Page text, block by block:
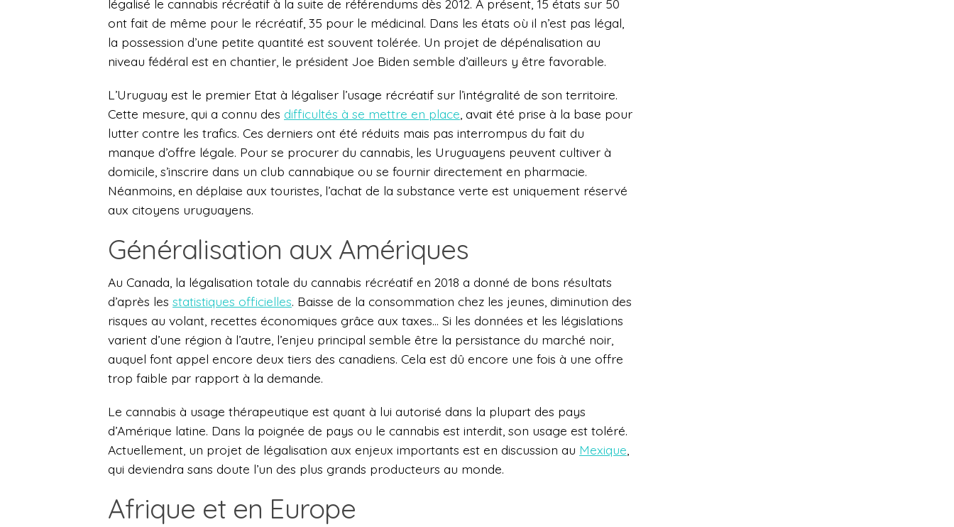
légalisé le cannabis récréatif à la suite de référendums dès 2012. A présent, 15 états sur 50
ont fait de même pour le récréatif, 35 pour le médicinal. Dans les états où il n’est pas légal,
la possession d’une petite quantité est souvent tolérée. Un projet de dépénalisation au
niveau fédéral est en chantier, le président Joe Biden semble d’ailleurs y être favorable.
L’Uruguay est le premier Etat à légaliser l’usage récréatif sur l’intégralité de son territoire.
Cette mesure, qui a connu des difficultés à se mettre en place , avait été prise à la base pour
lutter contre les trafics. Ces derniers ont été réduits mais pas interrompus du fait du
manque d’offre légale. Pour se procurer du cannabis, les Uruguayens peuvent cultiver à
domicile, s’inscrire dans un club cannabique ou se fournir directement en pharmacie.
Néanmoins, en déplaise aux touristes, l’achat de la substance verte est uniquement réservé
aux citoyens uruguayens.
Généralisation aux Amériques
Au Canada, la légalisation totale du cannabis récréatif en 2018 a donné de bons résultats
d’après les statistiques officielles. Baisse de la consommation chez les jeunes, diminution des
risques au volant, recettes économiques grâce aux taxes… Si les données et les législations
varient d’une région à l’autre, l’enjeu principal semble être la persistance du marché noir,
auquel font appel encore deux tiers des canadiens. Cela est dû encore une fois à une offre
trop faible par rapport à la demande.
Le cannabis à usage thérapeutique est quant à lui autorisé dans la plupart des pays
d’Amérique latine. Dans la poignée de pays ou le cannabis est interdit, son usage est toléré.
Actuellement, un projet de légalisation aux enjeux importants est en discussion au Mexique
qui deviendra sans doute l’un des plus grands producteurs au monde.
Afrique et en Europe